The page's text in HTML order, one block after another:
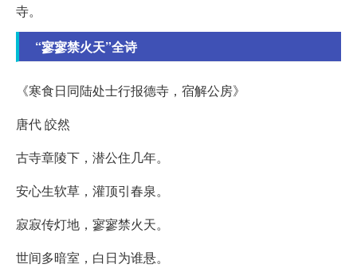
寺。
“寥寥禁火天”全诗
《寒食日同陆处士行报德寺，宿解公房》
唐代 皎然
古寺章陵下，潜公住几年。
安心生软草，灌顶引春泉。
寂寂传灯地，寥寥禁火天。
世间多暗室，白日为谁悬。